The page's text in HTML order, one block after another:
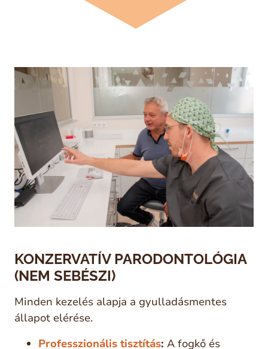
KONZERVATÍV PARODONTOLÓGIA
(NEM SEBÉSZI)
Minden kezelés alapja a gyulladásmentes
állapot elérése.
Professzionális tisztítás: A fogkő és